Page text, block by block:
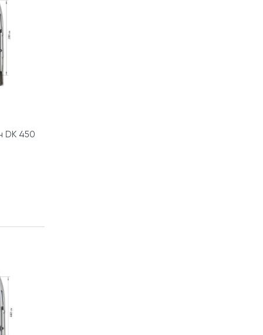
DK 450